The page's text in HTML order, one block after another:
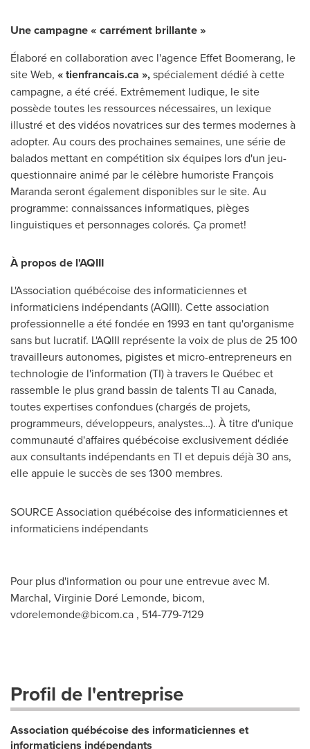
Une campagne « carrément brillante »
Élaboré en collaboration avec l'agence Effet Boomerang, le
site Web, « tienfrancais.ca »,spécialement dédié à cette
campagne, a été créé. Extrêmement ludique, le site
possède toutes les ressources nécessaires, un lexique
illustré et des vidéos novatrices sur des termes modernes à
adopter. Au cours des prochaines semaines, une série de
balados mettant en compétition six équipes lors d'un jeu-
questionnaire animé par le célèbre humoriste François
Maranda seront également disponibles sur le site. Au
programme: connaissances informatiques, pièges
linguistiques et personnages colorés. Ça promet!
À propos de l'AQIII
L'Association québécoise des informaticiennes et
informaticiens indépendants (AQIII). Cette association
professionnelle a été fondée en 1993 en tant qu'organisme
sans but lucratif. L'AQIII représente la voix de plus de 25 100
travailleurs autonomes, pigistes et micro-entrepreneurs en
technologie de l'information (TI) à travers le Québec et
rassemble le plus grand bassin de talents TI au Canada,
toutes expertises confondues (chargés de projets,
programmeurs, développeurs, analystes…). À titre d'unique
communauté d'affaires québécoise exclusivement dédiée
aux consultants indépendants en TI et depuis déjà 30 ans,
elle appuie le succès de ses 1300 membres.
SOURCE Association québécoise des informaticiennes et
informaticiens indépendants
Pour plus d'information ou pour une entrevue avec M.
Marchal, Virginie Doré Lemonde, bicom,
vdorelemonde@bicom.ca , 514-779-7129
Profil de l'entreprise
Association québécoise des informaticiennes et
informaticiens indépendants